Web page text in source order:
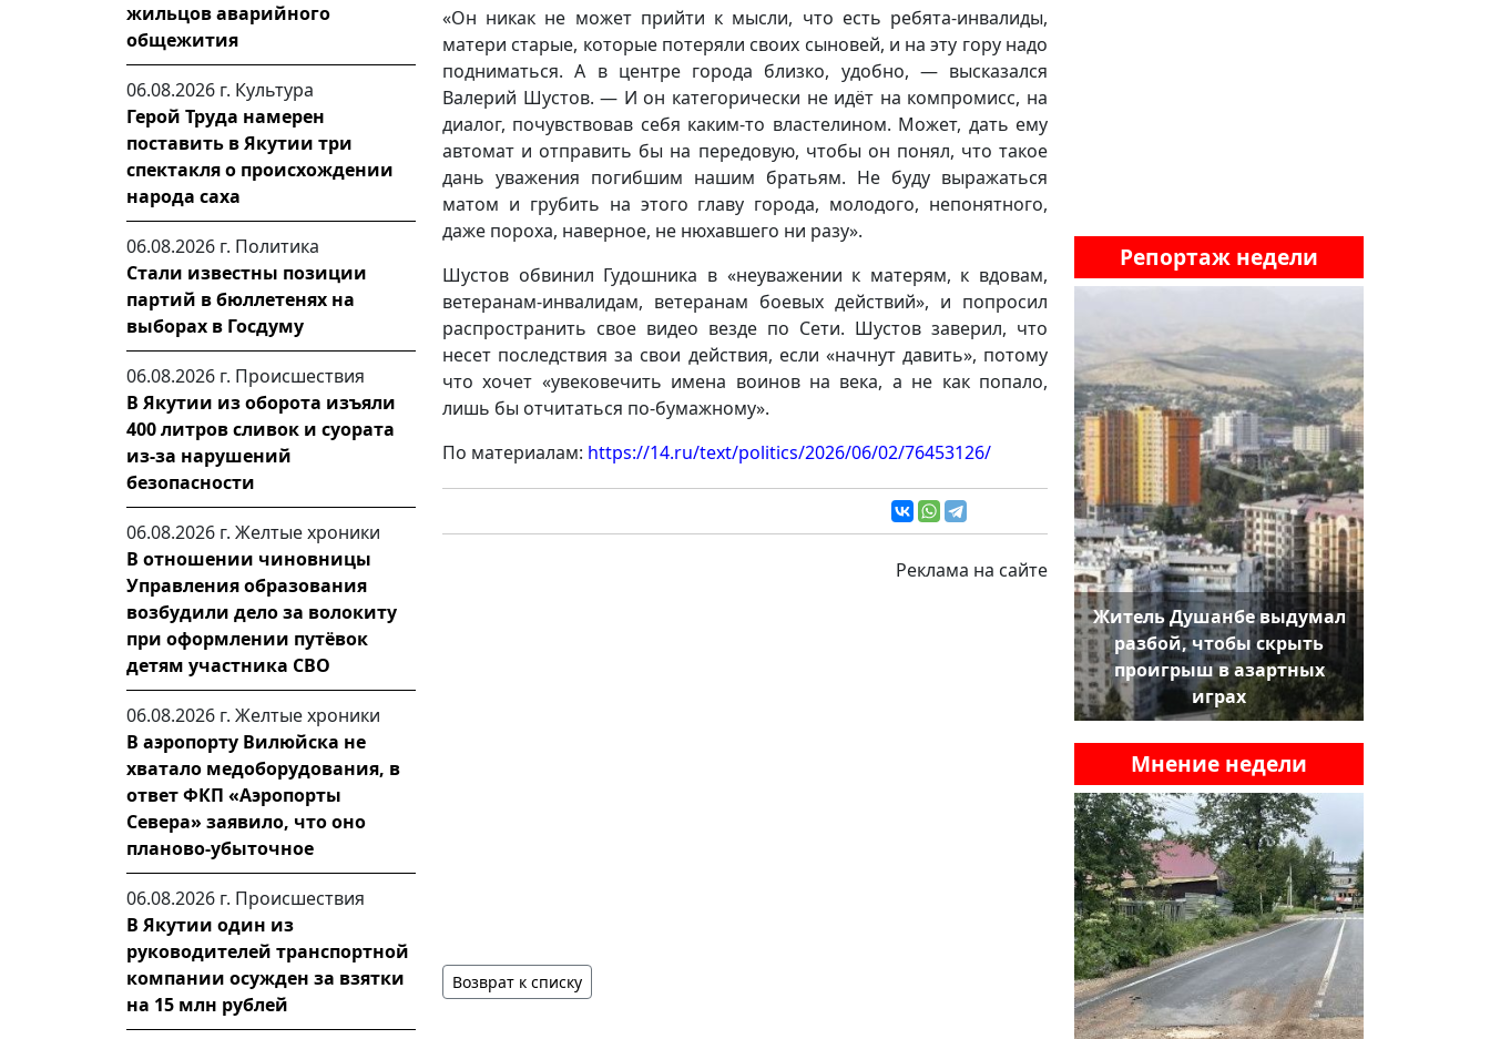
жильцов аварийного
общежития
06.08.2026 г. Культура
Герой Труда намерен
поставить в Якутии три
спектакля о происхождении
народа саха
06.08.2026 г. Политика
Стали известны позиции
партий в бюллетенях на
выборах в Госдуму
06.08.2026 г. Происшествия
В Якутии из оборота изъяли
400 литров сливок и суората
из-за нарушений
безопасности
06.08.2026 г. Желтые хроники
В отношении чиновницы
Управления образования
возбудили дело за волокиту
при оформлении путёвок
детям участника СВО
06.08.2026 г. Желтые хроники
В аэропорту Вилюйска не
хватало медоборудования, в
ответ ФКП «Аэропорты
Севера» заявило, что оно
планово-убыточное
06.08.2026 г. Происшествия
В Якутии один из
руководителей транспортной
компании осужден за взятки
на 15 млн рублей
«Он никак не может прийти к мысли, что есть ребята-инвалиды,
матери старые, которые потеряли своих сыновей, и на эту гору надо
подниматься. А в центре города близко, удобно, — высказался
Валерий Шустов. — И он категорически не идёт на компромисс, на
диалог, почувствовав себя каким-то властелином. Может, дать ему
автомат и отправить бы на передовую, чтобы он понял, что такое
дань уважения погибшим нашим братьям. Не буду выражаться
матом и грубить на этого главу города, молодого, непонятного,
даже пороха, наверное, не нюхавшего ни разу».
Шустов обвинил Гудошника в «неуважении к матерям, к вдовам,
ветеранам-инвалидам, ветеранам боевых действий», и попросил
распространить свое видео везде по Сети. Шустов заверил, что
несет последствия за свои действия, если «начнут давить», потому
что хочет «увековечить имена воинов на века, а не как попало,
лишь бы отчитаться по-бумажному».
По материалам: https://14.ru/text/politics/2026/06/02/76453126/
Реклама на сайте
Возврат к списку
Репортаж недели
Житель Душанбе выдумал
разбой, чтобы скрыть
проигрыш в азартных
играх
Мнение недели